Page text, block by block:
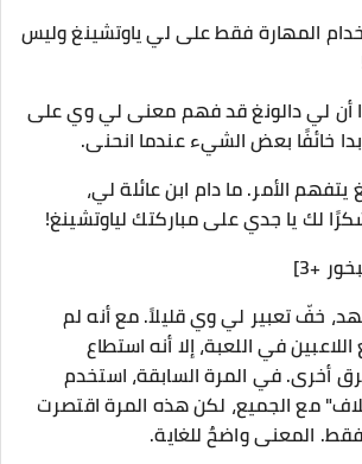
المهارة فقط على لي ياوتشينغ وليس
أن لي دالونغ قد فهم معنى لي وي على
خائفًا بعض الشيء عندما انحنى.
يتفهم الأمر. ما دام ابن عائلة لي،
لك يا جدي على مباركتك لياوتشينغ!
+3]
خفّ تعبير لي وي قليلاً. مع أنه لم
في اللعبة، إلا أنه استطاع
أخرى. في المرة السابقة، استخدم
مع الجميع، لكن هذه المرة اقتصرت
المعنى واضحٌ للغاية.